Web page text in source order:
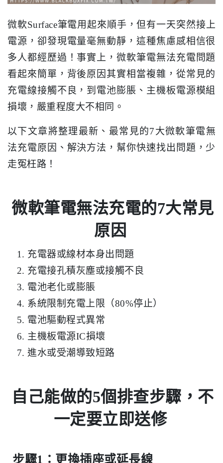
微軟Surface筆電用起來順手，但有一天突然接上
電源，卻發現電量毫無動靜，這種焦慮感相信很
多人都經歷過！事實上，微軟筆電無法充電問題
看起來簡單，背後原因其實相當複雜，從常見的
充電線接觸不良，到電池膨脹、主機板電源模組
損壞，嚴重程度大不相同。
以下文章將整理最新、最常見的7大微軟筆電無
法充電原因、解決方法，幫你快速找出問題，少
走冤枉路！
微軟筆電無法充電的7大常見
原因
充電器或線材本身出問題
充電接孔積灰塵或接觸不良
電池老化或膨脹
系統限制充電上限（80%停止）
電池驅動程式異常
主機板電源IC損壞
進水或受潮導致短路
自己能做的5個排查步驟，不
一定要立即送修
步驟1：更換插座或延長線